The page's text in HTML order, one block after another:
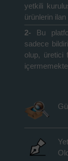
yetkili
ürünlerin
2-
Bu
sadece
olup, üretici